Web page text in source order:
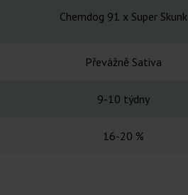
Chemdog 91 x Super Skunk
Převážně Sativa
9-10 týdny
16-20 %